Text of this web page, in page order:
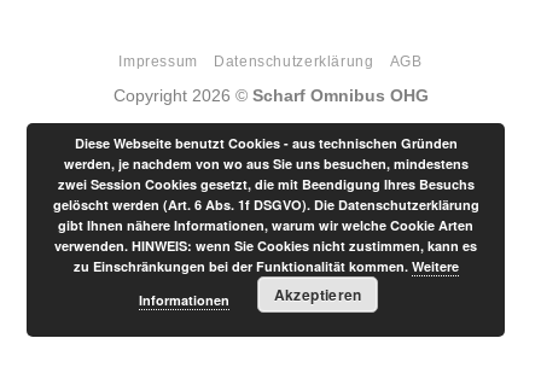
Impressum Datenschutzerklärung AGB
Copyright 2026 © Scharf Omnibus OHG
Diese Webseite benutzt Cookies - aus technischen Gründen
werden, je nachdem von wo aus Sie uns besuchen, mindestens
zwei Session Cookies gesetzt, die mit Beendigung Ihres Besuchs
gelöscht werden (Art. 6 Abs. 1f DSGVO). Die Datenschutzerklärung
gibt Ihnen nähere Informationen, warum wir welche Cookie Arten
verwenden. HINWEIS: wenn Sie Cookies nicht zustimmen, kann es
zu Einschränkungen bei der Funktionalität kommen. Weitere
Informationen
Akzeptieren